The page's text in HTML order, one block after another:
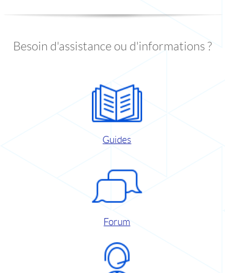
Besoin d'assistance ou d'informations ?
Guides
Forum